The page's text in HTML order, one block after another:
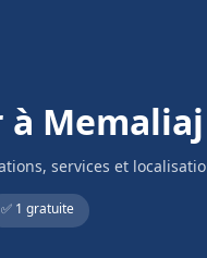
à Memaliaj
services et
✅ 1 gratuite